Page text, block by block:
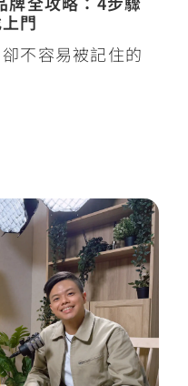
門
不容易被記住的